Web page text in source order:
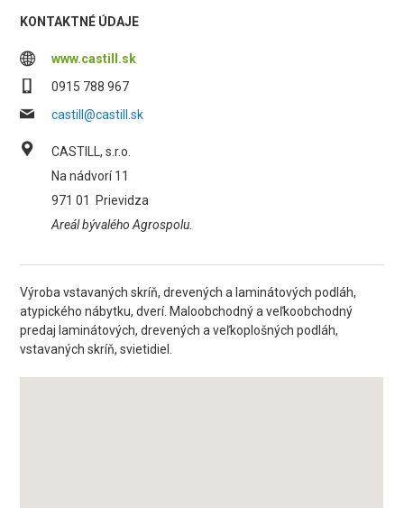
KONTAKTNÉ ÚDAJE
www.castill.sk
0915 788 967
castill@castill.sk
CASTILL, s.r.o.
Na nádvorí 11
971 01
Prievidza
Areál bývalého Agrospolu.
Výroba vstavaných skríň, drevených a laminátových podláh,
atypického nábytku, dverí. Maloobchodný a veľkoobchodný
predaj laminátových, drevených a veľkoplošných podláh,
vstavaných skríň, svietidiel.